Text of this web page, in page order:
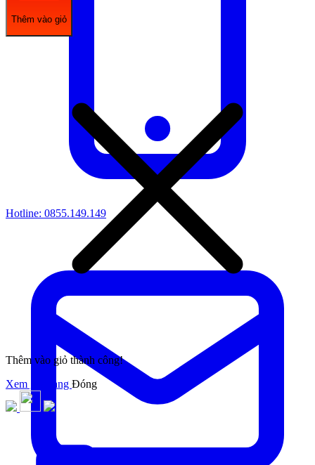
Hotline: 0855.149.149
Thêm vào giỏ
Thêm vào giỏ thành công!
Xem giỏ hàng Đóng